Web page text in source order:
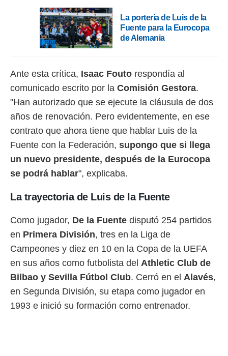
uso de
contenido
medir el
el
de
o a través
de
de
con el
e
publicidad
La portería de Luis de la
Fuente para la Eurocopa
de Alemania
Ante esta crítica, Isaac Fouto respondía al
comunicado escrito por la Comisión Gestora.
"Han autorizado que se ejecute la cláusula de dos
años de renovación. Pero evidentemente, en ese
contrato que ahora tiene que hablar Luis de la
Fuente con la Federación, supongo que si llega
un nuevo presidente, después de la Eurocopa
se podrá hablar", explicaba.
La trayectoria de Luis de la Fuente
Como jugador, De la Fuente disputó 254 partidos
en Primera División, tres en la Liga de
Campeones y diez en 10 en la Copa de la UEFA
en sus años como futbolista del Athletic Club de
Bilbao y Sevilla Fútbol Club. Cerró en el Alavés,
en Segunda División, su etapa como jugador en
1993 e inició su formación como entrenador.